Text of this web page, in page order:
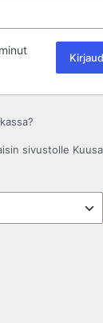
sivustolle